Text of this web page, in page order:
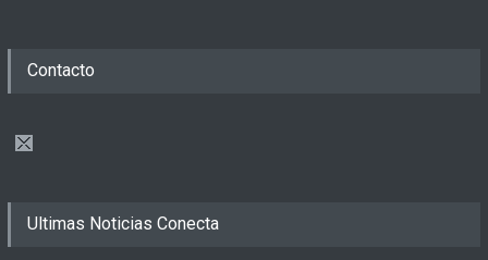
Contacto
Ultimas Noticias Conecta